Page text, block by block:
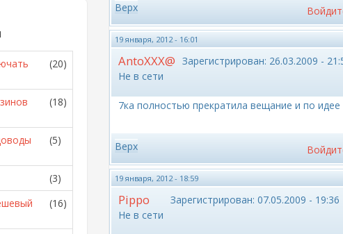
(20)
(18)
(5)
(3)
(16)
Верх
19 января, 2012 - 16:01
AntoXXX@
Не в сети
Зарегистрирован: 26.03.2009 -
7ка полностью прекратила вещание и по
Верх
19 января, 2012 - 18:59
Pippo
Не в сети
Зарегистрирован: 07.05.2009 - 19:36